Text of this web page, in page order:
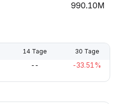
990.10M
14 Tage 30 Tage
-- -33.51%